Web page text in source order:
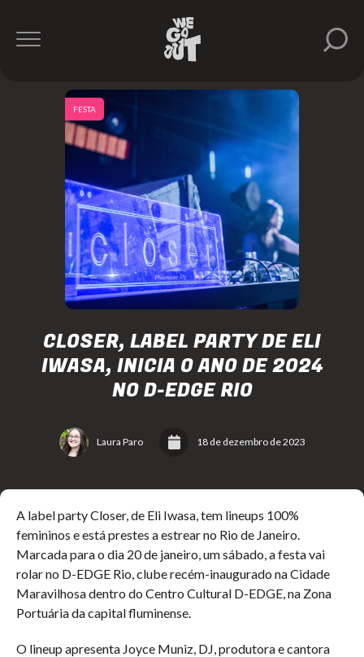
CLOSER, LABEL PARTY DE ELI
IWASA, INICIA O ANO DE 2024
NO D-EDGE RIO
Laura Paro 18 de dezembro de 2023
FESTA
A label party Closer, de Eli Iwasa, tem lineups 100%
femininos e está prestes a estrear no Rio de Janeiro.
Marcada para o dia 20 de janeiro, um sábado, a festa vai
rolar no D-EDGE Rio, clube recém-inaugurado na Cidade
Maravilhosa dentro do Centro Cultural D-EDGE, na Zona
Portuária da capital fluminense.
O lineup apresenta Joyce Muniz, DJ, produtora e cantora